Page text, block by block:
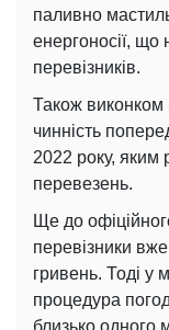
паливно
енергоносії, що
перевізників.
Також виконком
чинність
2022 року, яким
перевезень.
Ще до
перевізники
гривень. Тоді у
процедура